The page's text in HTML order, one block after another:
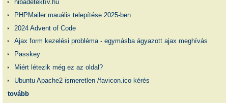
hibadetektív.hu
PHPMailer mauális telepítése 2025-ben
2024 Advent of Code
Ajax form kezelési probléma - egymásba ágyazott ajax meghívás
Passkey
Miért létezik még ez az oldal?
Ubuntu Apache2 ismeretlen /favicon.ico kérés
tovább